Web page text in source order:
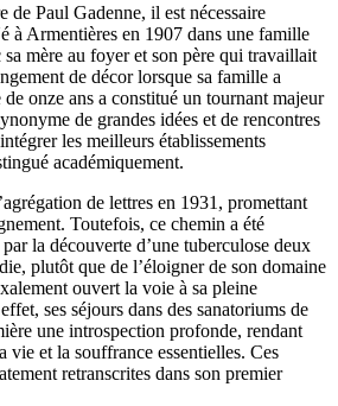
de Paul Gadenne, il est nécessaire
à Armentières en 1907 dans une famille
mère au foyer et son père qui travaillait
de décor lorsque sa famille a
de onze ans a constitué un tournant majeur
de grandes idées et de rencontres
les meilleurs établissements
académiquement.
de lettres en 1931, promettant
Toutefois, ce chemin a été
la découverte d’une tuberculose deux
plutôt que de l’éloigner de son domaine
ouvert la voie à sa pleine
ses séjours dans des sanatoriums de
une introspection profonde, rendant
vie et la souffrance essentielles. Ces
retranscrites dans son premier